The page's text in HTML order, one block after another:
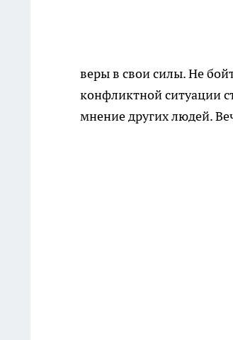
веры в свои силы. Не
конфликтной ситуации
мнение других людей.